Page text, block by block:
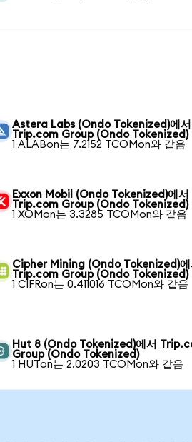
Astera Labs (Ondo Tokenized)에서
Trip.com Group (Ondo Tokenized)
1 ALABon는 7.2152 TCOMon와 같음
Exxon Mobil (Ondo Tokenized)에서
Trip.com Group (Ondo Tokenized)
1 XOMon는 3.3285 TCOMon와 같음
Cipher Mining (Ondo Tokenized)에
Trip.com Group (Ondo Tokenized)
1 CIFRon는 0.411016 TCOMon와 같음
Hut 8 (Ondo Tokenized)에서
Group (Ondo Tokenized)
1 HUTon는 2.0203 TCOMon와 같음